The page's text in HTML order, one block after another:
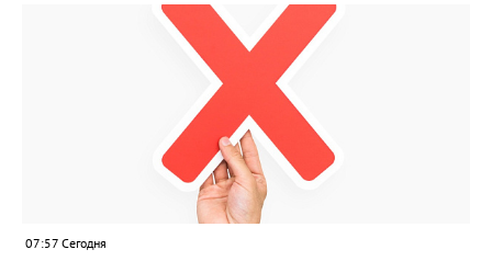
улыбок»; загрузить фотографию с улыбкой – подойдёт портрет
одного человека, пары, семьи или нескольких поколений в
одном кадре; отметить один или несколько городов,
связанных с историей семьи или важными воспоминаниями;
добавить подписи к городам, кратко объяснив связь с каждым
из них, указать контакты и подтвердить согласие с правилами
проекта», - говорится в инструкции на сайте проекта. ‍Заявка
может быть семейной, а после модерации стать частью
визуального архива проекта. 20 участников обещают
пригласить на итоговую фотосессию в Москве. Персональную
«Карту улыбок», которую можно скачать, сохранить и
опубликовать в социальных сетях, отмечают в оргкомитете,
получат все, кто улыбнулся.
07:57 Сегодня